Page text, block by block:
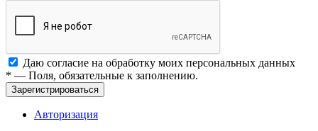
Даю согласие на обработку моих персональных данных
* — Поля, обязательные к заполнению.
Зарегистрироваться
Авторизация